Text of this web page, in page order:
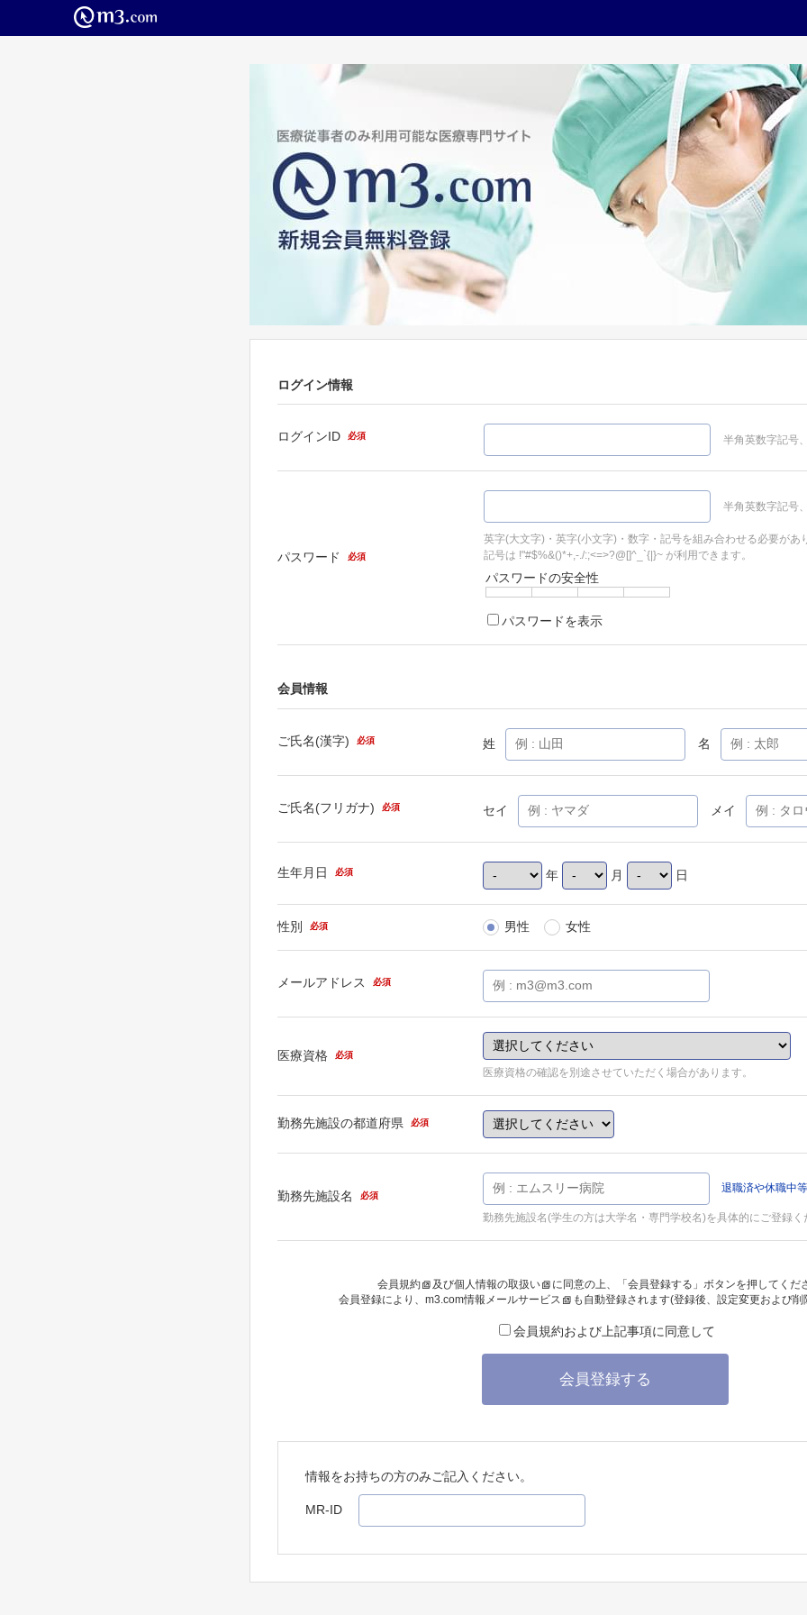
ログイン情報
ログインID 必須 半角英数字記号
パスワード 必須
半角英数字記号
英字(大文字)・英字(小文字)・数字・記号を組み合わせる必要があ
記号は !"#$%&()*+,-./:;<=>?@[]^_`{|}~ が利用できます。
パスワードの安全性
パスワードを表示
会員情報
ご氏名(漢字) 必須 姓 名
ご氏名(フリガナ) 必須 セイ メイ
生年月日 必須 年 月 日
性別 必須 男性 女性
メールアドレス 必須
医療資格 必須
医療資格の確認を別途させていただく場合があります。
勤務先施設の都道府県 必須
勤務先施設名 必須
退職済や休職中
勤務先施設名(学生の方は大学名・専門学校名)を具体的にご登録く
会員規約 及び個人情報の取扱い
に同意の上、「会員登録する」ボタンを押してくだ
会員登録により、 m3.com情報メールサービス も自動登録されます(登録後、設定変更および
会員規約および上記事項に同意して
会員登録する
情報をお持ちの方のみご記入ください。
MR-ID